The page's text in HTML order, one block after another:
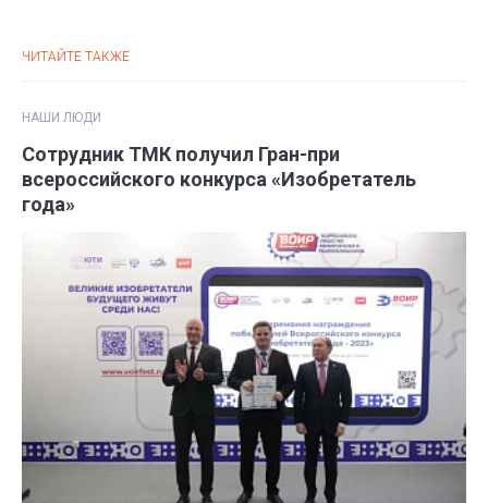
ЧИТАЙТЕ ТАКЖЕ
НАШИ ЛЮДИ
Сотрудник ТМК получил Гран-при
всероссийского конкурса «Изобретатель
года»